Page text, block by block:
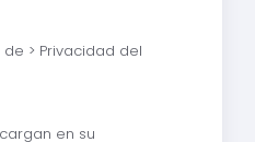
> Privacidad del
en su